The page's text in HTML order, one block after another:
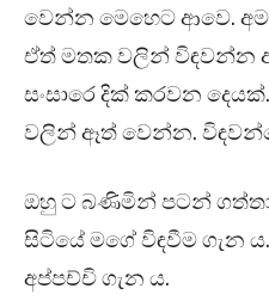
වෙන්න මෙහෙට ආවෙ.
ඒත් මතක වලින් විඳවන්න
සංසාරෙ දික් කරවන
වලින් ඈත් වෙන්න.
ඔහු ට බණිමින් පටන්
සිටියේ මගේ විඳවීම ගැන
අප්පච්චි ගැන ය.